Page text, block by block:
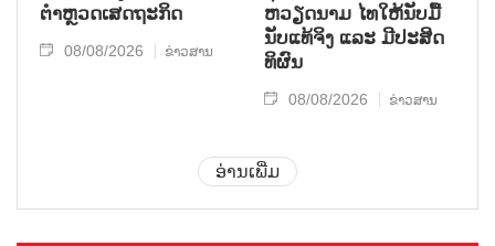
ຕຳຫຼວດເສດຖະກິດ
08/08/2026 ຂ່າວສານ
ຫວຽດ​ນາມ ໄທ​ໃຫ້​ນັບ​ມື້​
ນັບ​ແທ້​ຈິງ ແລະ ມີ​ປະ​ສິດ​
ທິ​ຜົນ
08/08/2026 ຂ່າວສານ
ອ່ານເພີ່ມ